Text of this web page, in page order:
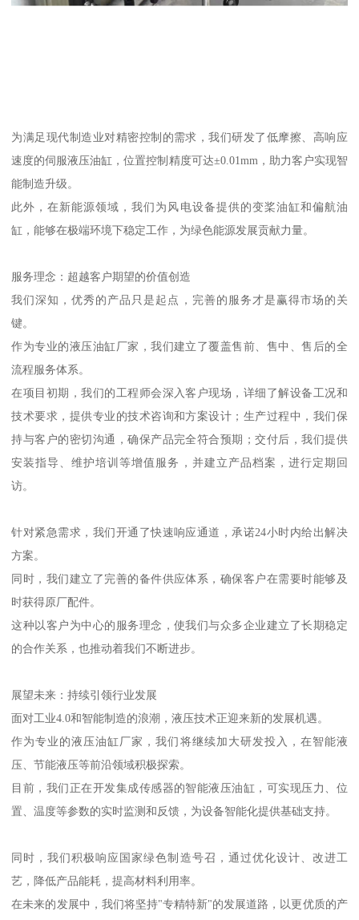
为满足现代制造业对精密控制的需求，我们研发了低摩擦、高响应
速度的伺服液压油缸，位置控制精度可达±0.01mm，助力客户实现智
能制造升级。
此外，在新能源领域，我们为风电设备提供的变桨油缸和偏航油
缸，能够在极端环境下稳定工作，为绿色能源发展贡献力量。
服务理念：超越客户期望的价值创造
我们深知，优秀的产品只是起点，完善的服务才是赢得市场的关
键。
作为专业的液压油缸厂家，我们建立了覆盖售前、售中、售后的全
流程服务体系。
在项目初期，我们的工程师会深入客户现场，详细了解设备工况和
技术要求，提供专业的技术咨询和方案设计；生产过程中，我们保
持与客户的密切沟通，确保产品完全符合预期；交付后，我们提供
安装指导、维护培训等增值服务，并建立产品档案，进行定期回
访。
针对紧急需求，我们开通了快速响应通道，承诺24小时内给出解决
方案。
同时，我们建立了完善的备件供应体系，确保客户在需要时能够及
时获得原厂配件。
这种以客户为中心的服务理念，使我们与众多企业建立了长期稳定
的合作关系，也推动着我们不断进步。
展望未来：持续引领行业发展
面对工业4.0和智能制造的浪潮，液压技术正迎来新的发展机遇。
作为专业的液压油缸厂家，我们将继续加大研发投入，在智能液
压、节能液压等前沿领域积极探索。
目前，我们正在开发集成传感器的智能液压油缸，可实现压力、位
置、温度等参数的实时监测和反馈，为设备智能化提供基础支持。
同时，我们积极响应国家绿色制造号召，通过优化设计、改进工
艺，降低产品能耗，提高材料利用率。
在未来的发展中，我们将坚持"专精特新"的发展道路，以更优质的产